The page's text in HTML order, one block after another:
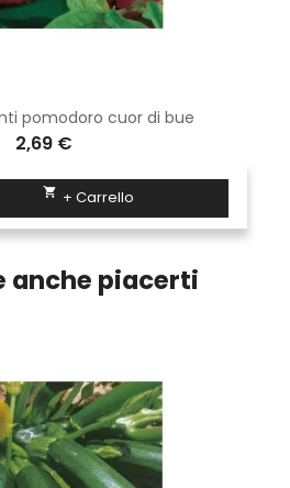
pomodoro cuor di bue
2,69 €
 + Carrello
anche piacerti